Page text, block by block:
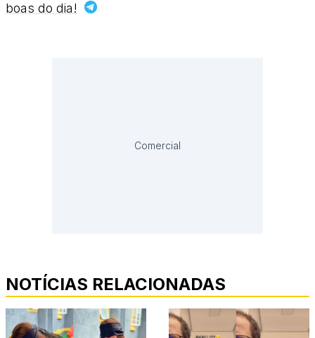
boas do dia!
Comercial
NOTÍCIAS RELACIONADAS